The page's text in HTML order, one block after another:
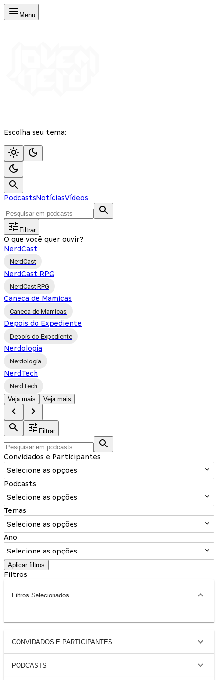
Menu
Escolha seu tema:
PodcastsNotíciasVídeos
Filtrar
O que você quer ouvir?
NerdCast
NerdCast
NerdCast RPG
NerdCast RPG
Caneca de Mamicas
Caneca de Mamicas
Depois do Expediente
Depois do Expediente
Nerdologia
Nerdologia
NerdTech
NerdTech
Veja mais
Veja mais
Filtrar
Convidados e Participantes
Selecione as opções
Podcasts
Selecione as opções
Temas
Selecione as opções
Ano
Selecione as opções
Aplicar filtros
Filtros
Filtros Selecionados
CONVIDADOS E PARTICIPANTES
PODCASTS